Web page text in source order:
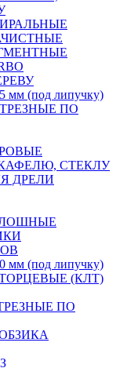
(под липучку)
ПО
СТЕКЛУ
ДРЕЛИ
(под липучку)
(КЛТ)
ПО